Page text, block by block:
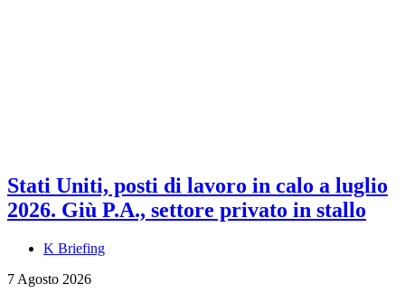
Stati Uniti, posti di lavoro in calo a luglio
2026. Giù P.A., settore privato in stallo
K Briefing
7 Agosto 2026